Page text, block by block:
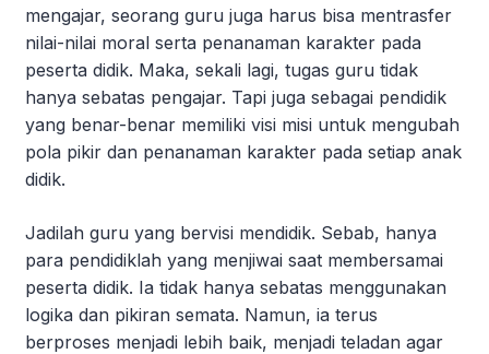
mengajar, seorang guru juga harus bisa mentrasfer
nilai-nilai moral serta penanaman karakter pada
peserta didik. Maka, sekali lagi, tugas guru tidak
hanya sebatas pengajar. Tapi juga sebagai pendidik
yang benar-benar memiliki visi misi untuk mengubah
pola pikir dan penanaman karakter pada setiap anak
didik.
Jadilah guru yang bervisi mendidik. Sebab, hanya
para pendidiklah yang menjiwai saat membersamai
peserta didik. Ia tidak hanya sebatas menggunakan
logika dan pikiran semata. Namun, ia terus
berproses menjadi lebih baik, menjadi teladan agar